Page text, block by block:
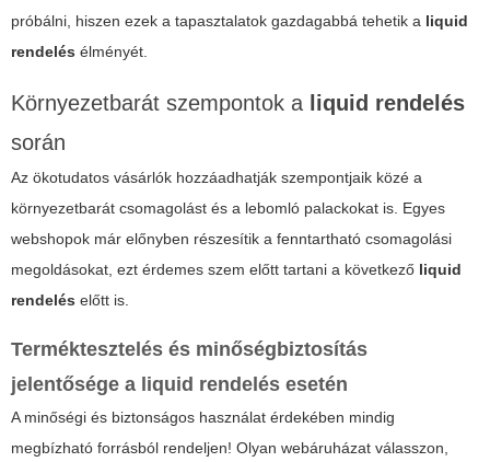
próbálni, hiszen ezek a tapasztalatok gazdagabbá tehetik a liquid
rendelés élményét.
Környezetbarát szempontok a liquid rendelés
során
Az ökotudatos vásárlók hozzáadhatják szempontjaik közé a
környezetbarát csomagolást és a lebomló palackokat is. Egyes
webshopok már előnyben részesítik a fenntartható csomagolási
megoldásokat, ezt érdemes szem előtt tartani a következő liquid
rendelés előtt is.
Terméktesztelés és minőségbiztosítás
jelentősége a liquid rendelés esetén
A minőségi és biztonságos használat érdekében mindig
megbízható forrásból rendeljen! Olyan webáruházat válasszon,